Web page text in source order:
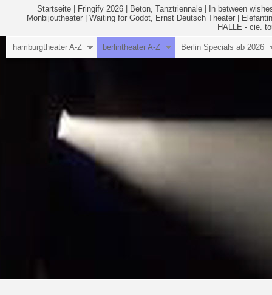
Startseite Fringify 2026 Beton, Tanztriennale
In between
Monbijoutheater
Waiting for Godot, Ernst Deutsch Theater
HALLE - cie.
hamburgtheater A-Z berlintheater A-Z Berlin Specials ab 2026